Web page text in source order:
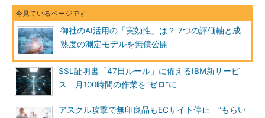
御社のAI活用の「実効性」は？ 7つの評価軸と成
熟度の測定モデルを無償公開
SSL証明書「47日ルール」に備えるIBM新サービ
ス 月100時間の作業を“ゼロ”に
アスクル攻撃で無印良品もECサイト停止 “もらい